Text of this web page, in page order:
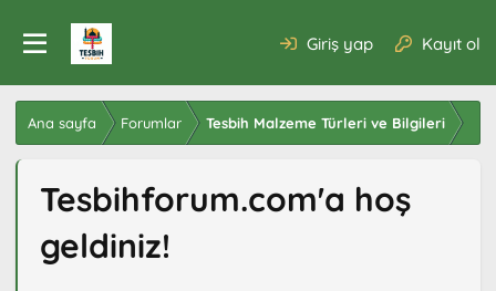
Giriş yap Kayıt ol
Ana sayfa Forumlar Tesbih Malzeme Türleri ve Bilgileri
Tesbihforum.com'a hoş
geldiniz!